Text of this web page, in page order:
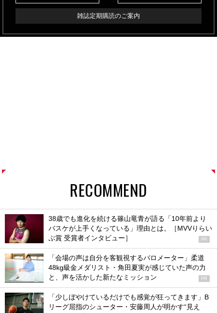
雑誌定期購読のご案内
RECOMMEND
38歳でも進化を続ける篠山竜青が語る「10年前より
バスケが上手くなっている」理由とは。［MVVりらい
ぶ賞 受賞者インタビュー］
PR
「会場の声は自分を客観視するバロメーター」柔道
48kg級金メダリスト・角田夏実が感じていた声の力
と、声を活かした新たなミッション
PR
「少しぼやけているだけでも感覚が狂ってきます」B
リーグ屈指のシューター・安藤周人が明かす“見え